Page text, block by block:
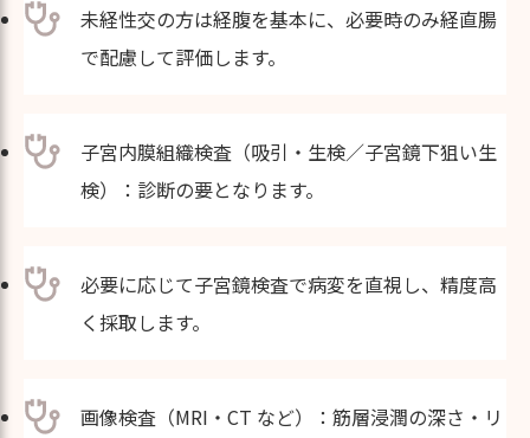
未経性交の方は経腹を基本に、必要時のみ経直腸
で配慮して評価します。
子宮内膜組織検査（吸引・生検／子宮鏡下狙い生
検）：診断の要となります。
必要に応じて子宮鏡検査で病変を直視し、精度高
く採取します。
画像検査（MRI・CT など）：筋層浸潤の深さ・リ